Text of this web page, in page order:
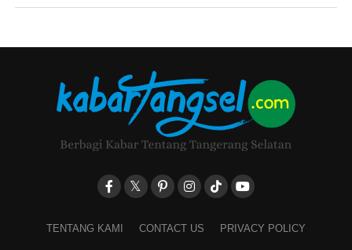
TENTANG KAMI CONTACT US PRIVACY POLICY